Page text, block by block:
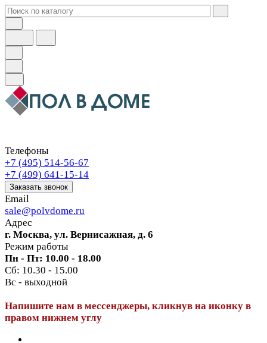
Телефоны
+7 (495) 514-56-67
+7 (499) 641-15-14
Заказать звонок
Email
sale@polvdome.ru
Адрес
г. Москва, ул. Вернисажная, д. 6
Режим работы
Пн - Пт: 10.00 - 18.00
Сб: 10.30 - 15.00
Вс - выходной
Напишите нам в мессенджеры, кликнув на иконку в
правом нижнем углу